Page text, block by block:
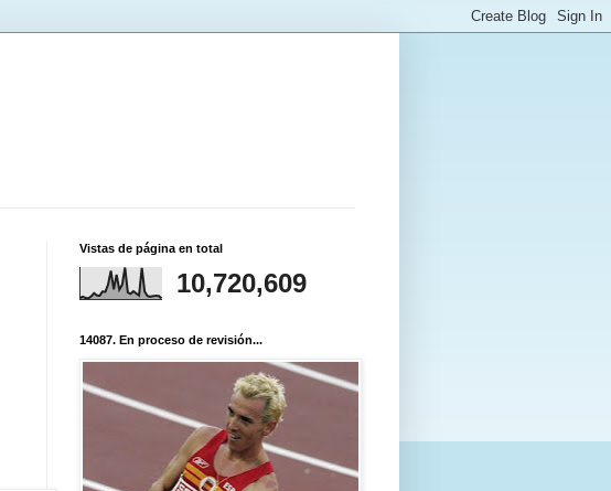
Vistas de página en total
10,720,609
14087. En proceso de revisión...